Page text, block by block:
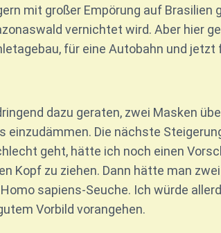
mit großer Empörung auf
vernichtet wird. Aber hier
für eine Autobahn und jetzt
dazu geraten, zwei Masken
einzudämmen. Die nächste
geht, hätte ich noch einen
Kopf zu ziehen. Dann hätte man
sapiens-Seuche. Ich würde
Vorbild vorangehen.